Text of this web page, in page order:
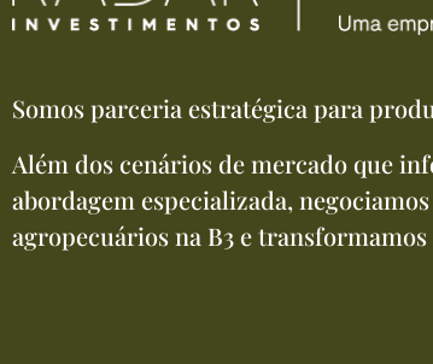
Somos parceria estratégica para
Além dos cenários de mercado que
abordagem especializada,
agropecuários na B3 e